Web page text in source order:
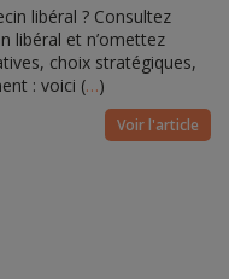
libéral ? Consultez
libéral et n’omettez
choix stratégiques,
: voici (…)
Voir l'article